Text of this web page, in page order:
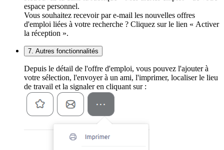
espace personnel.
Vous souhaitez recevoir par e-mail les nouvelles offres
d'emploi liées à votre recherche ? Cliquez sur le lien « Activer
la réception ».
7. Autres fonctionnalités
Depuis le détail de l'offre d'emploi, vous pouvez l'ajouter à
votre sélection, l'envoyer à un ami, l'imprimer, localiser le lieu
de travail et la signaler en cliquant sur :